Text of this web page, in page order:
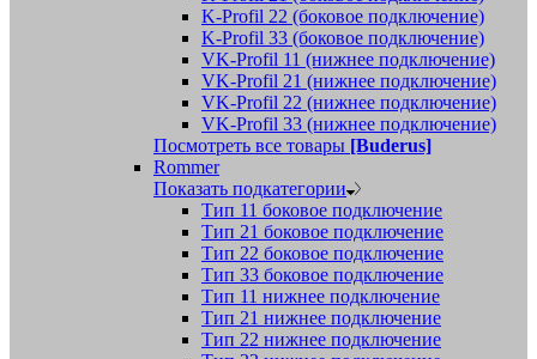
K-Profil 22 (боковое подключение)
K-Profil 33 (боковое подключение)
VK-Profil 11 (нижнее подключение)
VK-Profil 21 (нижнее подключение)
VK-Profil 22 (нижнее подключение)
VK-Profil 33 (нижнее подключение)
Посмотреть все товары [Buderus]
Rommer
Показать подкатегории
Тип 11 боковое подключение
Тип 21 боковое подключение
Тип 22 боковое подключение
Тип 33 боковое подключение
Тип 11 нижнее подключение
Тип 21 нижнее подключение
Тип 22 нижнее подключение